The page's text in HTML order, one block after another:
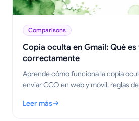
Comparisons
Copia oculta en Gmail: Qué
correctamente
Aprende cómo funciona la copia
enviar CCO en web y móvil, reglas
de trabajo de difusión.
Leer más
: Copia oculta en Gmail: Qué es y